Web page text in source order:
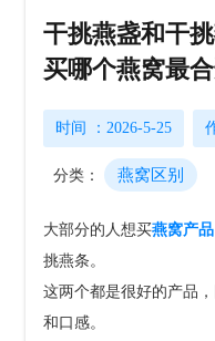
干挑燕盏和干
买哪个燕窝最
时间 ：2026-5-25
分类： 燕窝区别
大部分的人想买燕窝产品
挑燕条。
这两个都是很好的产品
和口感。